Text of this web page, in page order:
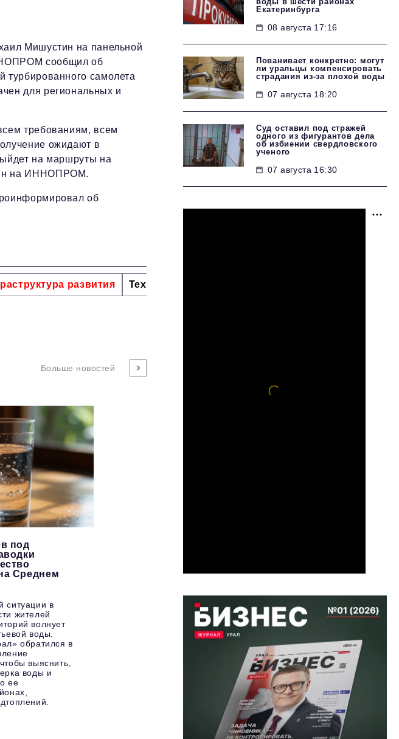
Мишустин на панельной
сообщил об
турбированного самолета
для региональных и
требованиям, всем
ожидают в
на маршруты на
на ИННОПРОМ.
об
развития Технологии и тренды
Больше новостей
под
Среднем
ситуации в
жителей
волнует
воды.
обратился в
выяснить,
воды и
ее
Екатеринбурга
08 августа 17:16
Пованивает конкретно: могут
ли уральцы компенсировать
страдания из-за плохой воды
07 августа 18:20
Суд оставил под стражей
одного из фигурантов дела
об избиении свердловского
ученого
07 августа 16:30